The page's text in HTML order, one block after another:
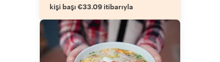
kişi başı €33.09 itibarıyla